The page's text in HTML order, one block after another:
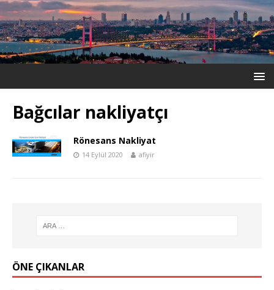
Bağcılar nakliyatçı
Rönesans Nakliyat
14 Eylül 2020 afiyir
ÖNE ÇIKANLAR